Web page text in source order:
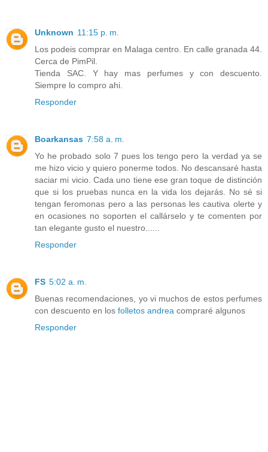
Unknown 11:15 p. m.
Los podeis comprar en Malaga centro. En calle granada 44.
Cerca de PimPil.
Tienda SAC. Y hay mas perfumes y con descuento.
Siempre lo compro ahi.
Responder
Boarkansas 7:58 a. m.
Yo he probado solo 7 pues los tengo pero la verdad ya se
me hizo vicio y quiero ponerme todos. No descansaré hasta
saciar mi vicio. Cada uno tiene ese gran toque de distinción
que si los pruebas nunca en la vida los dejarás. No sé si
tengan feromonas pero a las personas les cautiva olerte y
en ocasiones no soporten el callárselo y te comenten por
tan elegante gusto el nuestro......
Responder
FS 5:02 a. m.
Buenas recomendaciones, yo vi muchos de estos perfumes
con descuento en los folletos andrea compraré algunos
Responder